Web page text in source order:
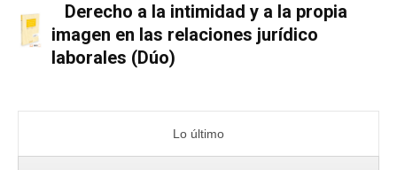
Derecho a la intimidad y a la propia
imagen en las relaciones jurídico
laborales (Dúo)
Lo último